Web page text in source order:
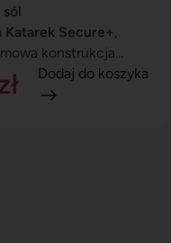
sól
Katarek Secure+,
konstrukcja
zwiększone
aplikacji!
Dodaj do koszyka